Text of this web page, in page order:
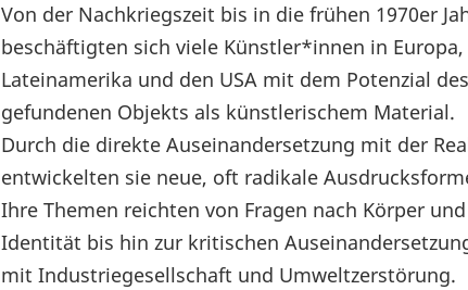
Von der Nachkriegszeit bis in die frühen 1970er
beschäftigten sich viele Künstler*innen in Europa,
Lateinamerika und den USA mit dem Potenzial des
gefundenen Objekts als künstlerischem Material.
Durch die direkte Auseinandersetzung mit der
entwickelten sie neue, oft radikale
Ihre Themen reichten von Fragen nach Körper und
Identität bis hin zur kritischen
mit Industriegesellschaft und Umweltzerstörung.